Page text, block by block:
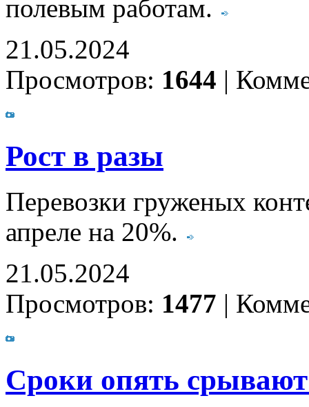
полевым работам.
21.05.2024
Просмотров: 1644 |
Рост в разы
Перевозки груженых
апреле на 20%.
21.05.2024
Просмотров: 1477 |
Сроки опять